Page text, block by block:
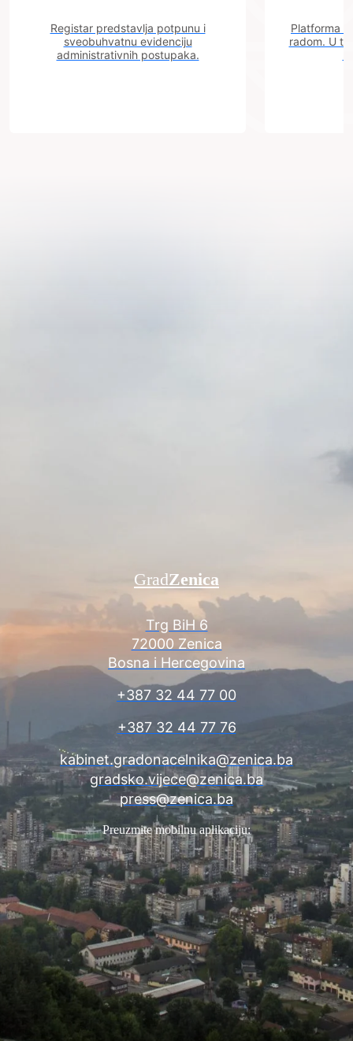
Registar predstavlja potpunu i
sveobuhvatnu evidenciju
administrativnih postupaka.
Platforma
radom. U
Trg BiH 6
72000 Zenica
Bosna i Hercegovina
+387 32 44 77 00
+387 32 44 77 76
kabinet.gradonacelnika@zenica.ba
gradsko.vijece@zenica.ba
press@zenica.ba
GradZenica
Preuzmite mobilnu aplikaciju: